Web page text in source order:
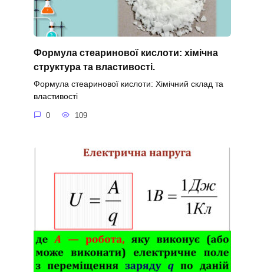
Формула стеаринової кислоти: хімічна
структура та властивості.
Формула стеаринової кислоти: Хімічний склад та
властивості
0 109